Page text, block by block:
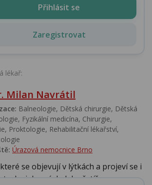
Přihlásit se
Zaregistrovat
lékař:
Milan Navrátil
Balneologie, Dětská chirurgie, Dětská
Fyzikální medicína, Chirurgie,
Proktologie, Rehabilitační lékařství‎,
Úrazová nemocnice Brno
se objevují v lýtkách a projeví se i
jako následek přetíže...